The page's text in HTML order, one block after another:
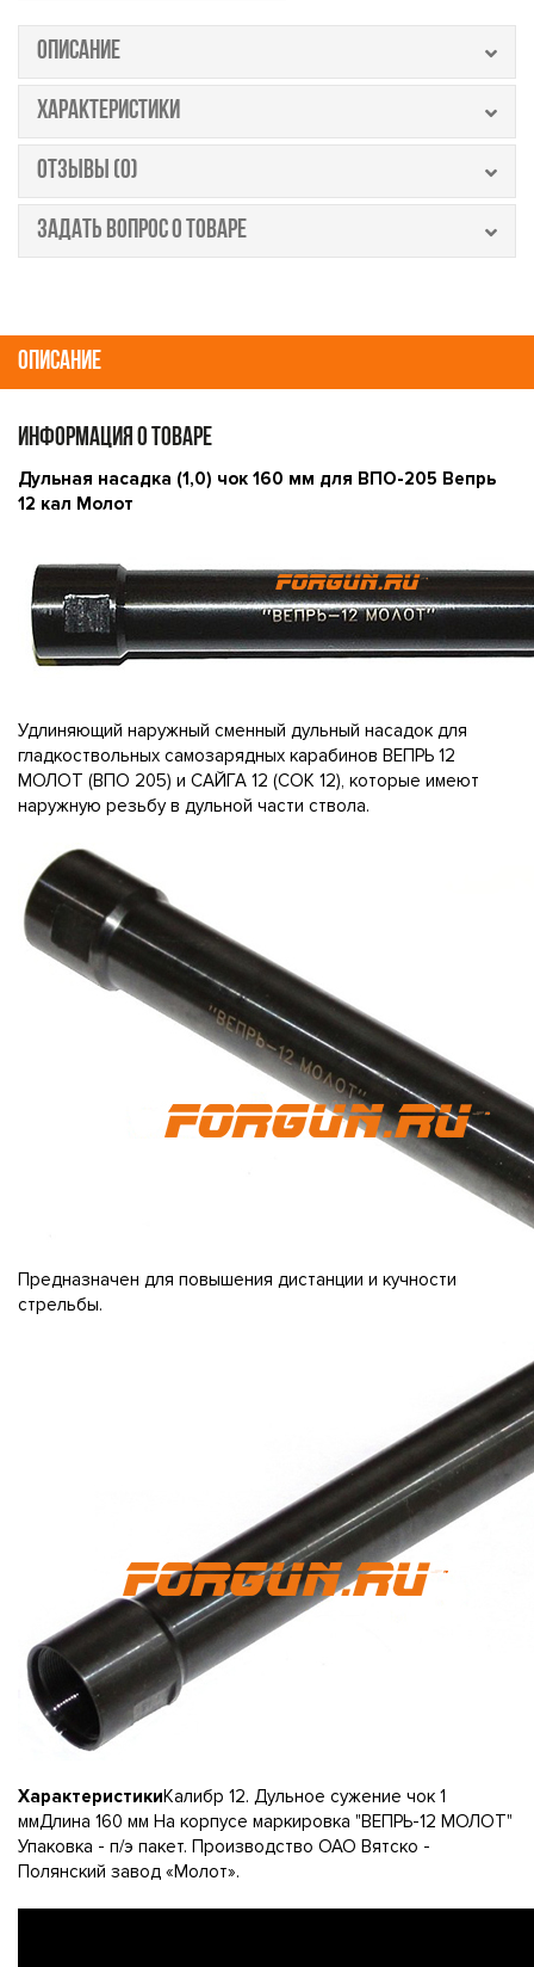
ОПИСАНИЕ
ХАРАКТЕРИСТИКИ
ОТЗЫВЫ (0)
ЗАДАТЬ ВОПРОС О ТОВАРЕ
ОПИСАНИЕ
ИНФОРМАЦИЯ О ТОВАРЕ
Дульная насадка (1,0) чок 160 мм для ВПО-205 Вепрь
12 кал Молот
Удлиняющий наружный сменный дульный насадок для
гладкоствольных самозарядных карабинов ВЕПРЬ 12
МОЛОТ (ВПО 205) и САЙГА 12 (СОК 12), которые имеют
наружную резьбу в дульной части ствола.
Предназначен для повышения дистанции и кучности
стрельбы.
ХарактеристикиКалибр 12. Дульное сужение чок 1
ммДлина 160 мм На корпусе маркировка "ВЕПРЬ-12 МОЛОТ"
Упаковка - п/э пакет. Производство ОАО Вятско -
Полянский завод «Молот».